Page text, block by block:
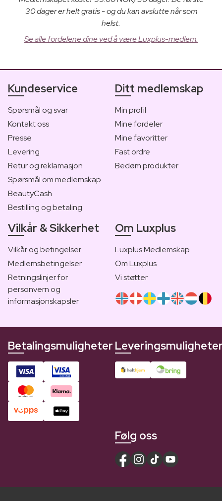
30 dager er helt gratis - og du kan avslutte når som
helst.
Se alle fordelene dine ved å være Luxplus-medlem.
Kundeservice
Spørsmål og svar
Kontakt oss
Presse
Levering
Retur og reklamasjon
Spørsmål om medlemskap
BeautyCash
Bestilling og betaling
Ditt medlemskap
Min profil
Mine fordeler
Mine favoritter
Fast ordre
Bedøm produkter
Vilkår & Sikkerhet
Vilkår og betingelser
Medlemsbetingelser
Retningslinjer for
personvern og
informasjonskapsler
Om Luxplus
Luxplus Medlemskap
Om Luxplus
Vi støtter
Betalingsmuligheter
Følg oss